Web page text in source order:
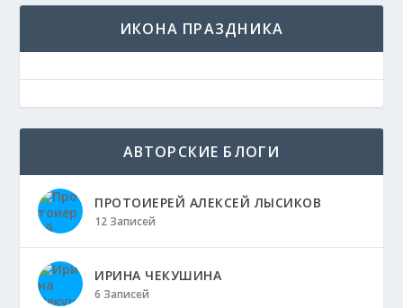
ИКОНА ПРАЗДНИКА
АВТОРСКИЕ БЛОГИ
ПРОТОИЕРЕЙ АЛЕКСЕЙ ЛЫСИКОВ
12 Записей
ИРИНА ЧЕКУШИНА
6 Записей